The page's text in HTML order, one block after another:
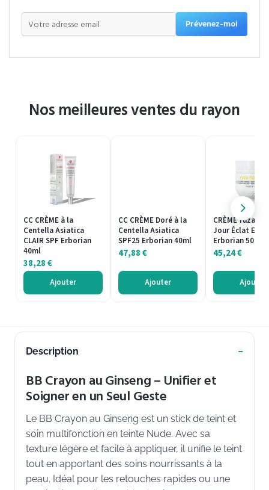
Prévenez-moi
Nos meilleures ventes du rayon
CC CRÈME à la
Centella Asiatica
CLAIR SPF Erborian
40ml
38,28€
Ajouter
CC CRÈME Doré à la
Centella Asiatica
SPF25 Erborian 40ml
47,88€
Ajouter
CRÈME Yuza
Jour Éclat
Erborian 50ml
45,24€
Ajouter
Description
BB Crayon au Ginseng – Unifier et
Soigner en un Seul Geste
Le BB Crayon au Ginseng est un stick de teint et
soin multifonction en teinte Nude. Avec sa
texture légère et facile à appliquer, il unifie le teint
tout en apportant des soins nourrissants à la
peau. Idéal pour les retouches rapides ou une